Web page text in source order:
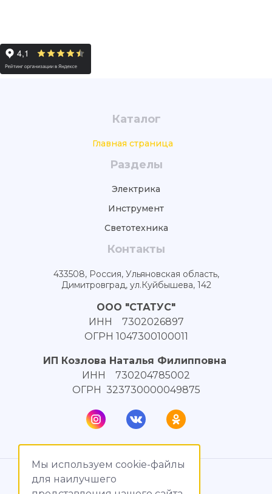
Мы используем cookie-файлы
для наилучшего
Каталог
Главная страница
Разделы
Электрика
Инструмент
Светотехника
Контакты
433508, Россия, Ульяновская область,
Димитровград, ул.Куйбышева, 142
ООО "СТАТУС"
ИНН 7302026897
ОГРН 1047300100011
ИП Козлова Наталья Филипповна
ИНН 730204785002
ОГРН 323730000049875
© МагияТока, 2015 – 2026